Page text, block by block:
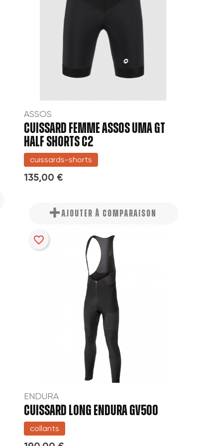
ASSOS
CUISSARD FEMME ASSOS UMA GT
HALF SHORTS C2
cuissards-shorts
135,00 €
AJOUTER À COMPARAISON
ENDURA
CUISSARD LONG ENDURA GV500
collants
favorite_border